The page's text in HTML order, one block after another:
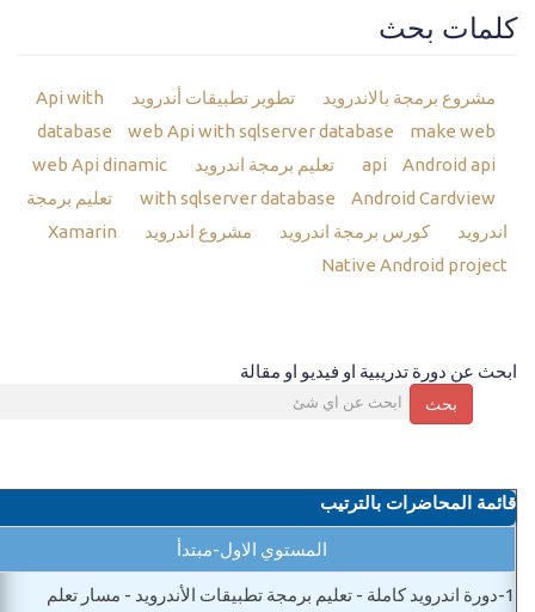
كلمات بحث
مشروع برمجة بالاندرويد تطوير تطبيقات أندرويد
Api with
database
web Api with sqlserver database
make web
api
Android api تعليم برمجة اندرويد
web Api dinamic
with sqlserver database
Android Cardview
تعليم برمجة
اندرويد
كورس برمجة اندرويد مشروع اندرويد
Xamarin
Native Android project
ابحث عن دورة تدريبية او فيديو او مقالة
بحث
قائمة المحاضرات بالترتيب
المستوي الاول-مبتدأ
1- دورة اندرويد كاملة - تعليم برمجة تطبيقات الأندرويد - مسار تعلم